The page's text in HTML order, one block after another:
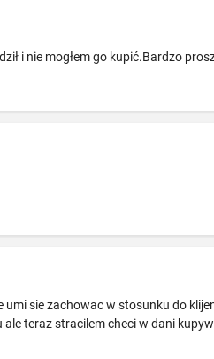
i nie mogłem go kupić.Bardzo
sie zachowac w stosunku do
teraz stracilem checi w dani